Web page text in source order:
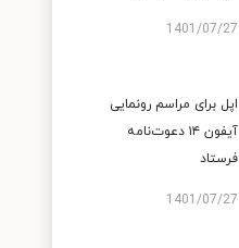
1401/07/27
اپل برای مراسم رونمایی
آیفون ۱۴ دعوت‌نامه
فرستاد
1401/07/27